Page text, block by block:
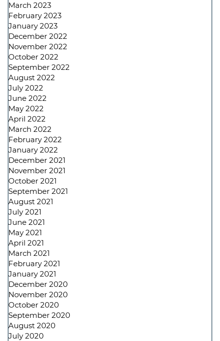
March 2023
February 2023
January 2023
December 2022
November 2022
October 2022
September 2022
August 2022
July 2022
June 2022
May 2022
April 2022
March 2022
February 2022
January 2022
December 2021
November 2021
October 2021
September 2021
August 2021
July 2021
June 2021
May 2021
April 2021
March 2021
February 2021
January 2021
December 2020
November 2020
October 2020
September 2020
August 2020
July 2020